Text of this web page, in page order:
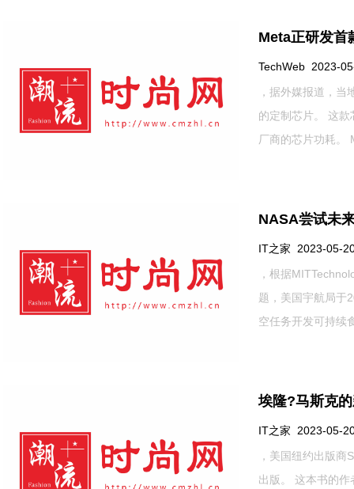
Meta正研发首
TechWeb 2023-
，据外媒报道，
的定制芯片。 这款
厂商的芯片功耗。
NASA尝试未
IT之家 2023-05-
，根据
题，美国宇航局于
空任务开发可持续
埃隆?马斯克
IT之家 2023-05-
，美国纽约出版
出版。 这本书的